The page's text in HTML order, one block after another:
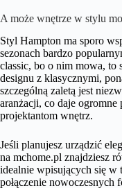
A może wnętrze w stylu
Styl Hampton ma sporo
sezonach bardzo
classic, bo o nim mowa, to
designu z klasycznymi,
szczególną zaletą jest
aranżacji, co daje
projektantom wnętrz.
Jeśli planujesz urządzić
na mchome.pl znajdziesz
idealnie wpisujących się w
połączenie